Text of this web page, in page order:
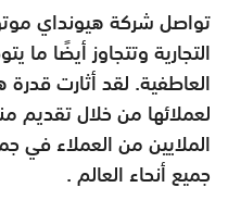
تواصل شركة هيونداي
التجارية وتتجاوز أيضًا ما
العاطفية. لقد أثارت
لعملائها من خلال
الملايين من العملاء في
جميع أنحاء العالم .